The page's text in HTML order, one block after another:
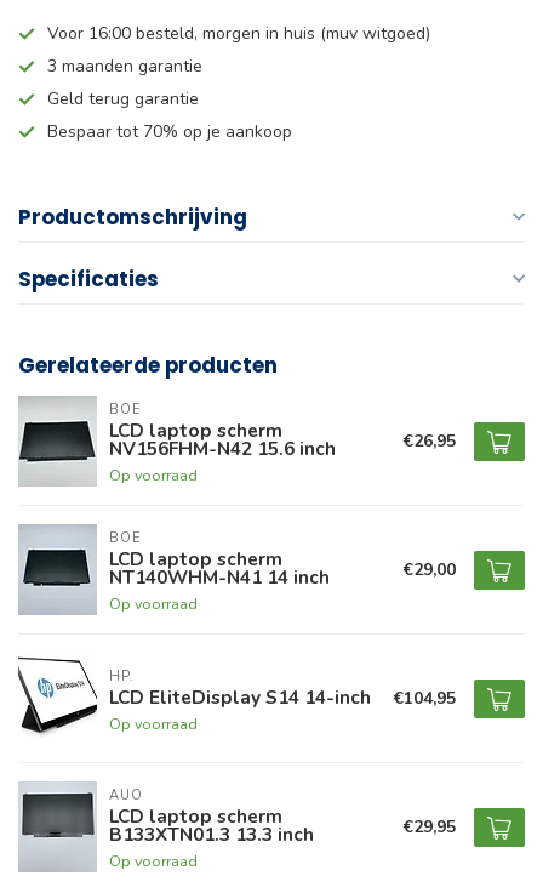
Voor 16:00 besteld, morgen in huis (muv witgoed)
3 maanden garantie
Geld terug garantie
Bespaar tot 70% op je aankoop
Productomschrijving
Specificaties
Gerelateerde producten
BOE
LCD laptop scherm
NV156FHM-N42 15.6 inch
Op voorraad
€26,95
BOE
LCD laptop scherm
NT140WHM-N41 14 inch
Op voorraad
€29,00
HP.
LCD EliteDisplay S14 14-inch
Op voorraad
€104,95
AUO
LCD laptop scherm
B133XTN01.3 13.3 inch
Op voorraad
€29,95